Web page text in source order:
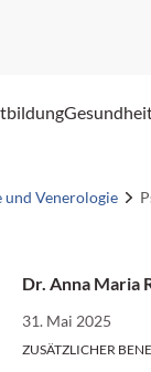
Venerologie
Dr. Anna Maria
31. Mai 2025
ZUSÄTZLICHER